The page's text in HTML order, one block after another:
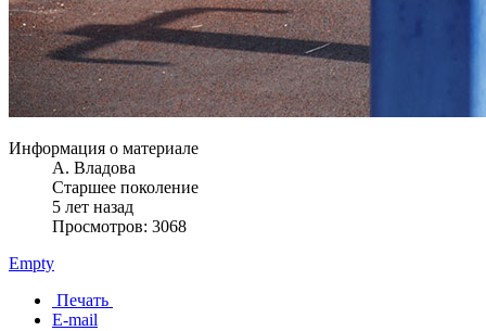
Информация о материале
А. Владова
Старшее поколение
5 лет назад
Просмотров: 3068
Empty
Печать
E-mail